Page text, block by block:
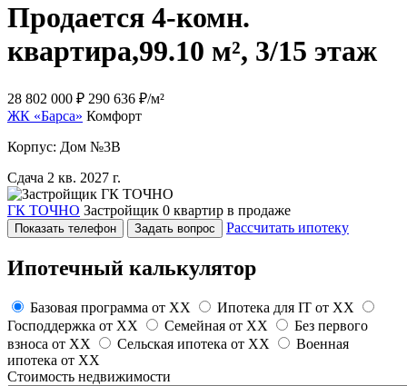
Продается 4-комн.
квартира,99.10 м², 3/15 этаж
28 802 000 ₽ 290 636 ₽/м²
ЖК «Барса» Комфорт
Корпус: Дом №3В
Сдача 2 кв. 2027 г.
ГК ТОЧНО Застройщик 0 квартир в продаже
Показать телефон Задать вопрос Рассчитать ипотеку
Ипотечный калькулятор
Базовая программа от XX Ипотека для IT от XX
Господдержка от XX Семейная от XX
Без первого
взноса от XX Сельская ипотека от XX
Военная
ипотека от XX
Стоимость недвижимости